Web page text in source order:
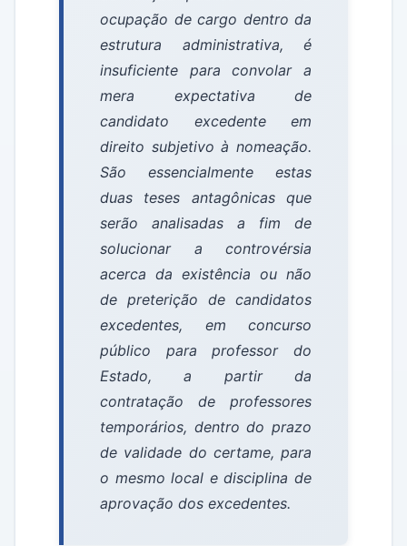
ocupação de cargo dentro da
estrutura administrativa, é
insuficiente para convolar a
mera expectativa de
candidato excedente em
direito subjetivo à nomeação.
São essencialmente estas
duas teses antagônicas que
serão analisadas a fim de
solucionar a controvérsia
acerca da existência ou não
de preterição de candidatos
excedentes, em concurso
público para professor do
Estado, a partir da
contratação de professores
temporários, dentro do prazo
de validade do certame, para
o mesmo local e disciplina de
aprovação dos excedentes.